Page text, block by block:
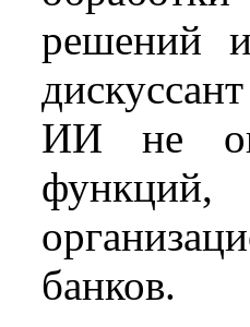
решений
ИИ не
функций,
банков.